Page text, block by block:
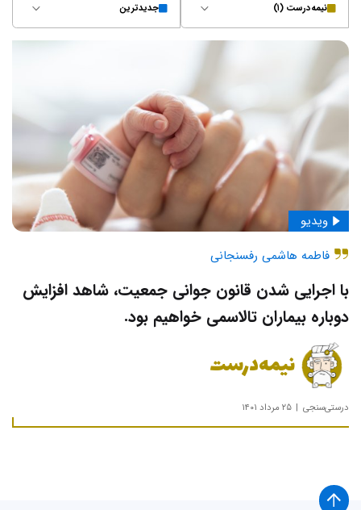
نیمه‌درست (۱) جدیدترین
فاطمه هاشمی رفسنجانی
ویدیو
با اجرایی شدن قانون جوانی جمعیت، شاهد افزایش
دوباره بیماران تالاسمی خواهیم بود.
نیمه‌درست
درستی‌سنجی ۲۵ مرداد ۱۴۰۱